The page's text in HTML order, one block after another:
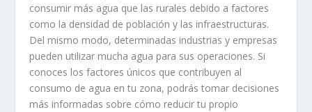
consumir más agua que las rurales debido a factores
como la densidad de población y las infraestructuras.
Del mismo modo, determinadas industrias y empresas
pueden utilizar mucha agua para sus operaciones. Si
conoces los factores únicos que contribuyen al
consumo de agua en tu zona, podrás tomar decisiones
más informadas sobre cómo reducir tu propio